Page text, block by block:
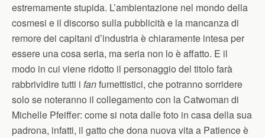
estremamente stupida. L’ambientazione nel mondo della
cosmesi e il discorso sulla pubblicità e la mancanza di
remore dei capitani d’industria è chiaramente intesa per
essere una cosa seria, ma seria non lo è affatto. E il
modo in cui viene ridotto il personaggio del titolo farà
rabbrividire tutti i fanfumettistici, che potranno sorridere
solo se noteranno il collegamento con la Catwoman di
Michelle Pfeiffer: come si nota dalle foto in casa della sua
padrona, infatti, il gatto che dona nuova vita a Patience è